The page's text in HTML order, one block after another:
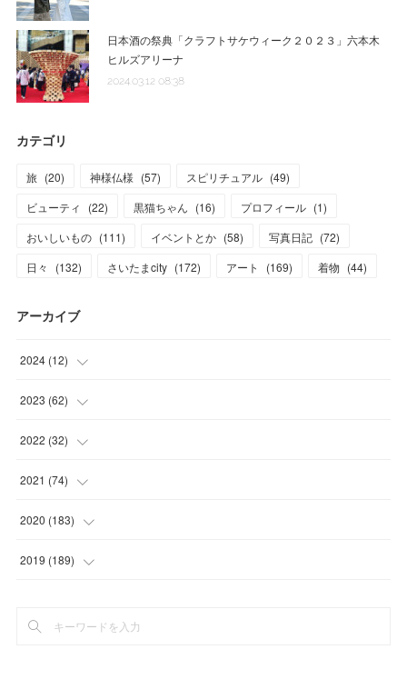
日本酒の祭典「クラフトサケウィーク２０２３」六本木
ヒルズアリーナ
2024.03.12 08:38
カテゴリ
旅 (20) 神様仏様 (57) スピリチュアル (49)
ビューティ
(22) 黒猫ちゃん (16) プロフィール (1)
おいしいもの (111) イベントとか (58) 写真日記 (72)
日々
(132) さいたまcity (172) アート (169) 着物 (44)
アーカイブ
2024 (12)
(1
(1
(3
(3)
2023 (62)
(11 )
(3
(7)
(7)
(3)
2022 (32)
(1
(3)
(8)
(9)
2021 (74)
(17
(7)
(8
2020 (183)
(17
(
2019 (189)
(